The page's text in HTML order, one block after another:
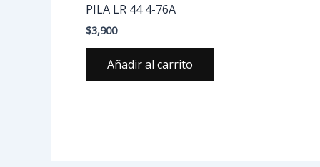
PILA LR 44 4-76A
$3,900
Añadir al carrito